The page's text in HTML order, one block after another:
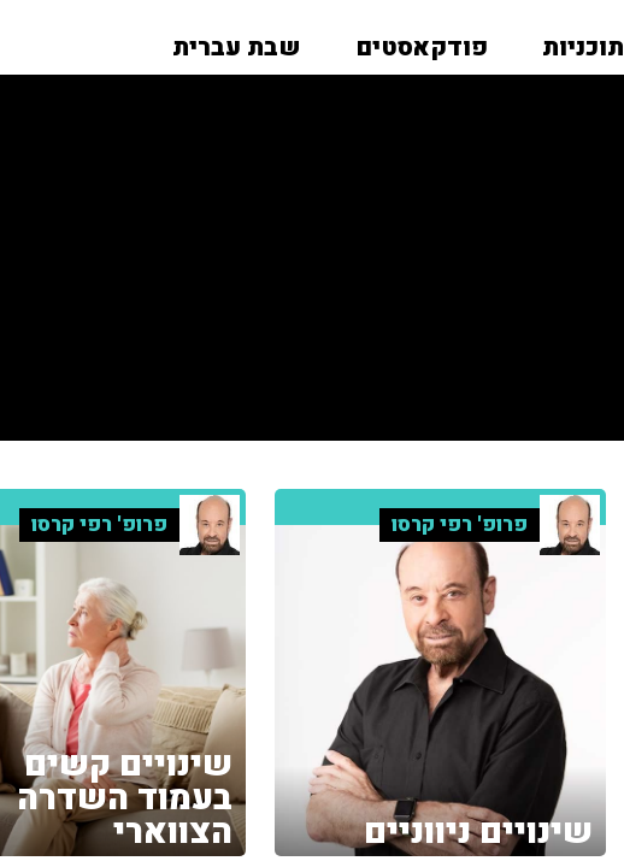
תוכניות פודקאסטים שבת עברית
פרופ' רפי קרסו
שינויים ניווניים
פרופ' רפי קרסו
שינויים קשים
בעמוד השדרה
הצווארי